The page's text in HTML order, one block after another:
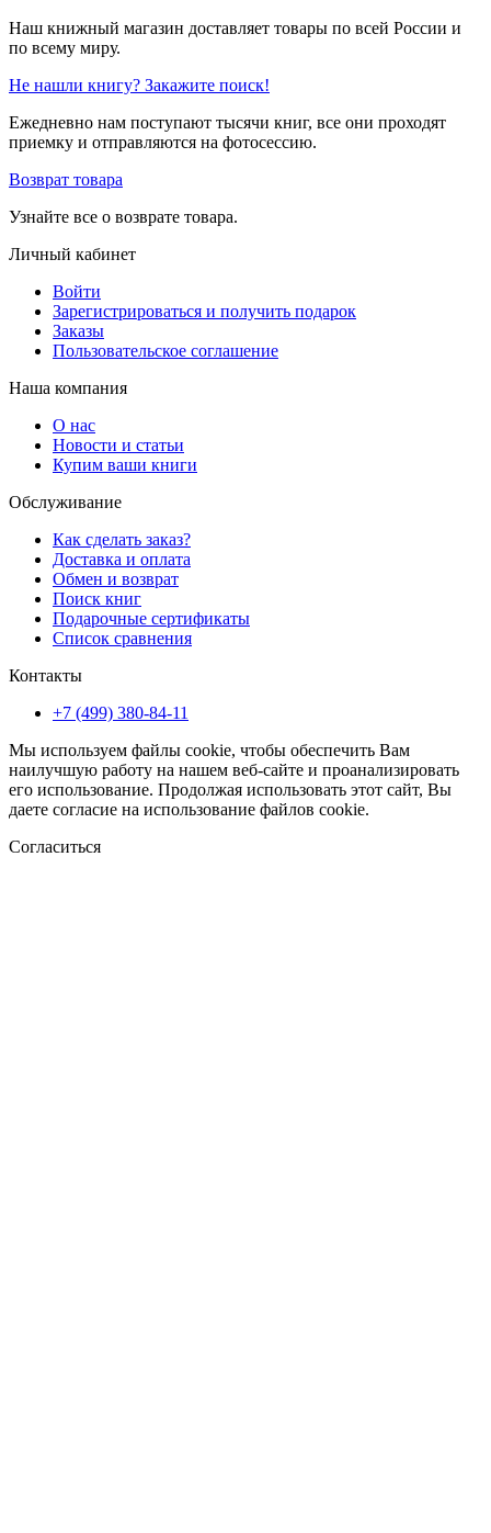
Наш книжный магазин доставляет товары по всей России и
по всему миру.
Не нашли книгу? Закажите поиск!
Ежедневно нам поступают тысячи книг, все они проходят
приемку и отправляются на фотосессию.
Возврат товара
Узнайте все о возврате товара.
Личный кабинет
Войти
Зарегистрироваться и получить подарок
Заказы
Пользовательское соглашение
Наша компания
О нас
Новости и статьи
Купим ваши книги
Обслуживание
Как сделать заказ?
Доставка и оплата
Обмен и возврат
Поиск книг
Подарочные сертификаты
Список сравнения
Контакты
+7 (499) 380-84-11
Мы используем файлы cookie, чтобы обеспечить Вам
наилучшую работу на нашем веб-сайте и проанализировать
его использование. Продолжая использовать этот сайт, Вы
даете согласие на использование файлов cookie.
Согласиться